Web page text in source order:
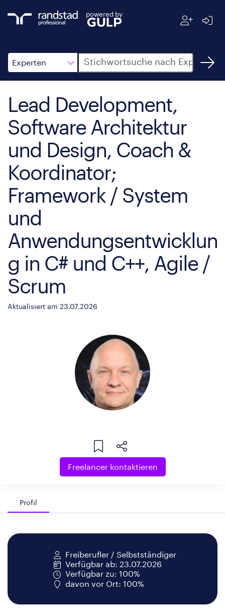
powered by
Experten
Suche
Lead Development,
Software Architektur
und Design, Coach &
Koordinator;
Framework / System
und
Anwendungsentwicklun
g in C# und C++, Agile /
Scrum
Aktualisiert am 23.07.2026
Freelancer kontaktieren
Profil
Freiberufler / Selbstständiger
Verfügbar ab: 23.07.2026
Verfügbar zu: 100%
davon vor Ort: 100%